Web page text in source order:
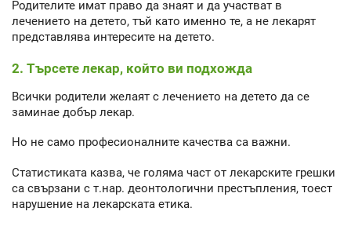
Родителите имат право да знаят и да участват в
лечението на детето, тъй като именно те, а не лекарят
представлява интересите на детето.
2. Търсете лекар, който ви подхожда
Всички родители желаят с лечението на детето да се
заминае добър лекар.
Но не само професионалните качества са важни.
Статистиката казва, че голяма част от лекарските грешки
са свързани с т.нар. деонтологични престъпления, тоест
нарушение на лекарската етика.